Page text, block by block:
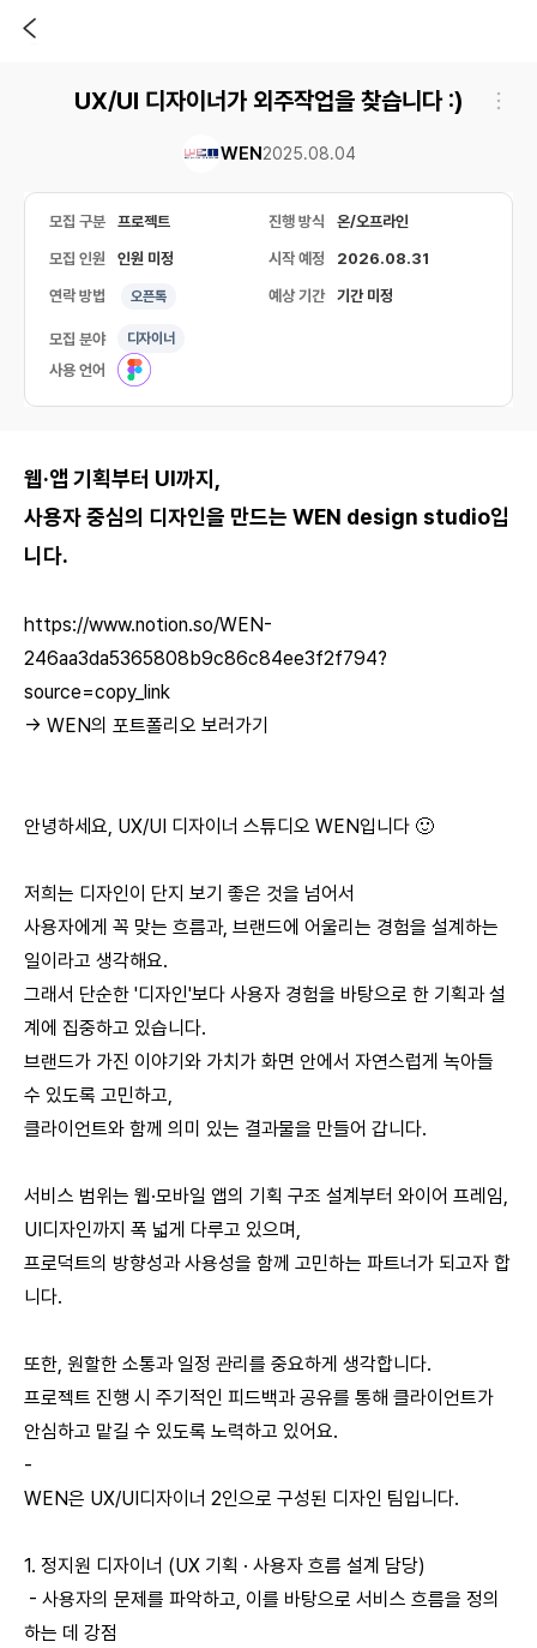
UX/UI 디자이너가 외주작업을 찾습니다 :)
WEN2025.08.04
모집 구분 프로젝트 진행 방식 온/오프라인
모집 인원 인원 미정 시작 예정 2026.08.31
연락 방법 오픈톡 예상 기간 기간 미정
모집 분야 디자이너
사용 언어
웹·앱 기획부터 UI까지,
사용자 중심의 디자인을 만드는 WEN design studio입
니다.
https://www.notion.so/WEN-
246aa3da5365808b9c86c84ee3f2f794?
source=copy_link
-> WEN의 포트폴리오 보러가기
안녕하세요, UX/UI 디자이너 스튜디오 WEN입니다 🙂
저희는 디자인이 단지 보기 좋은 것을 넘어서
사용자에게 꼭 맞는 흐름과, 브랜드에 어울리는 경험을 설계하는
일이라고 생각해요.
그래서 단순한 '디자인'보다 사용자 경험을 바탕으로 한 기획과 설
계에 집중하고 있습니다.
브랜드가 가진 이야기와 가치가 화면 안에서 자연스럽게 녹아들
수 있도록 고민하고,
클라이언트와 함께 의미 있는 결과물을 만들어 갑니다.
서비스 범위는 웹·모바일 앱의 기획 구조 설계부터 와이어 프레임,
UI디자인까지 폭 넓게 다루고 있으며,
프로덕트의 방향성과 사용성을 함께 고민하는 파트너가 되고자 합
니다.
또한, 원할한 소통과 일정 관리를 중요하게 생각합니다.
프로젝트 진행 시 주기적인 피드백과 공유를 통해 클라이언트가
안심하고 맡길 수 있도록 노력하고 있어요.
-
WEN은 UX/UI디자이너 2인으로 구성된 디자인 팀입니다.
1. 정지원 디자이너 (UX 기획 · 사용자 흐름 설계 담당)
- 사용자의 문제를 파악하고, 이를 바탕으로 서비스 흐름을 정의
하는 데 강점